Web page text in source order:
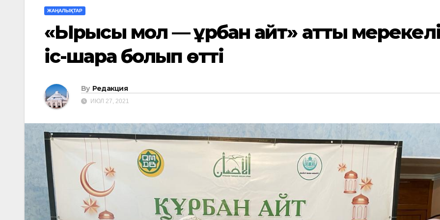
ЖАҢАЛЫҚТАР
«Ырысы мол — Құрбан айт» атты
іс-шара болып өтті
By Редакция
ИЮЛ 27, 2021